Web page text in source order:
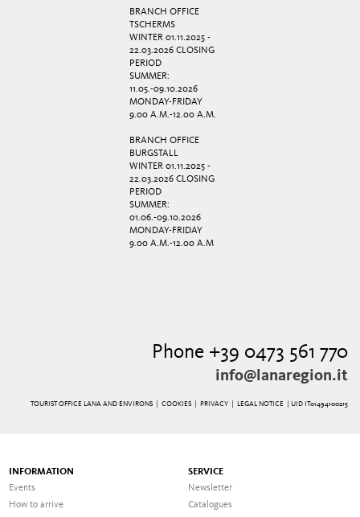
BRANCH OFFICE
TSCHERMS
WINTER 01.11.2025 -
22.03.2026 CLOSING
PERIOD
SUMMER:
11.05.-09.10.2026
MONDAY-FRIDAY
9.00 A.M.-12.00 A.M.
BRANCH OFFICE
BURGSTALL
WINTER 01.11.2025 -
22.03.2026 CLOSING
PERIOD
SUMMER:
01.06.-09.10.2026
MONDAY-FRIDAY
9.00 A.M.-12.00 A.M
Phone +39 0473 561 770
info@lanaregion.it
TOURIST OFFICE LANA AND ENVIRONS | COOKIES| PRIVACY| LEGAL NOTICE | UID IT01494100215
INFORMATION
Events
How to arrive
SERVICE
Newsletter
Catalogues